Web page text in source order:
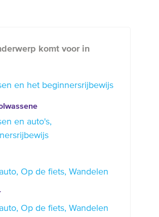
komt voor in
en het beginnersrijbewijs
en auto's
Op de fiets Wandelen
Op de fiets Wandelen